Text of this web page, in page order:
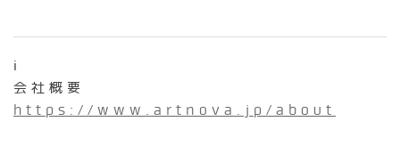
ℹ️
会社概要
https://www.artnova.jp/about